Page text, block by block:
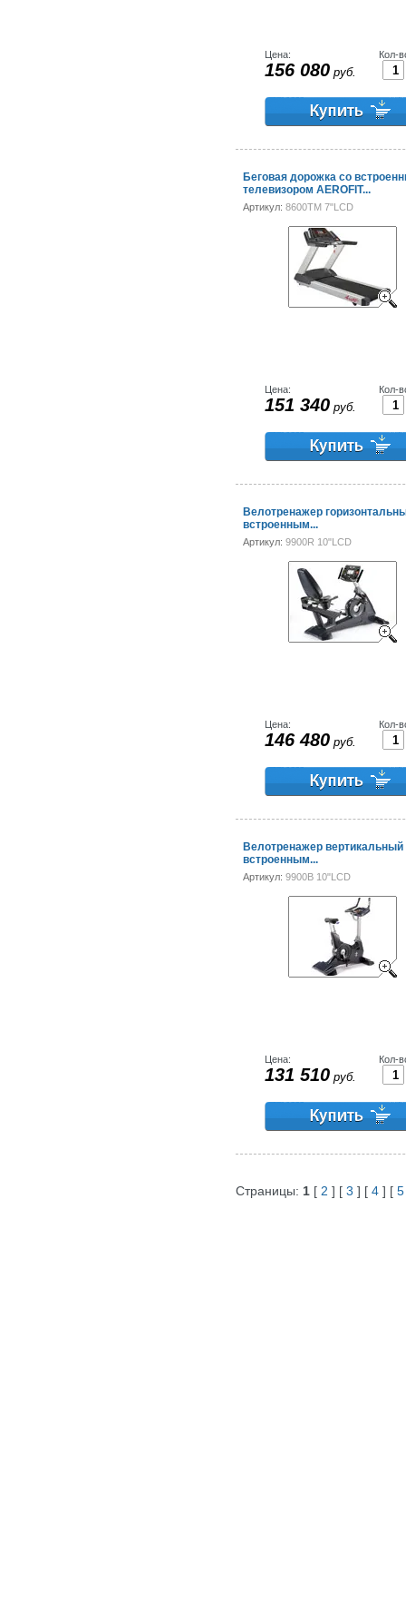
Цена:
156 080 руб.
Кол-
Беговая дорожка со
телевизором AEROFIT...
Артикул: 8600TM 7"LCD
Цена:
151 340 руб.
Кол-
Велотренажер
встроенным...
Артикул: 9900R 10"LCD
Цена:
146 480 руб.
Кол-
Велотренажер вертикальный
встроенным...
Артикул: 9900B 10"LCD
Цена:
131 510 руб.
Кол-
Страницы: 1 [ 2 ] [ 3 ] [ 4 ] [ 5